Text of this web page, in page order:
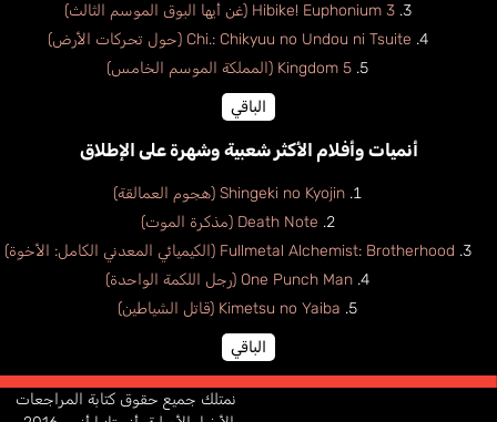
Hibike! Euphonium 3 (غن أيها البوق الموسم الثالث)
Chi.: Chikyuu no Undou ni Tsuite (حول تحركات الأرض)
Kingdom 5 (المملكة الموسم الخامس)
الباقي
أنميات وأفلام الأكثر شعبية وشهرة على الإطلاق
Shingeki no Kyojin (هجوم العمالقة)
Death Note (مذكرة الموت)
Fullmetal Alchemist: Brotherhood (الكيميائي المعدني الكامل: الأخوة)
One Punch Man (رجل اللكمة الواحدة)
Kimetsu no Yaiba (قاتل الشياطين)
الباقي
نمتلك جميع حقوق كتابة المراجعات